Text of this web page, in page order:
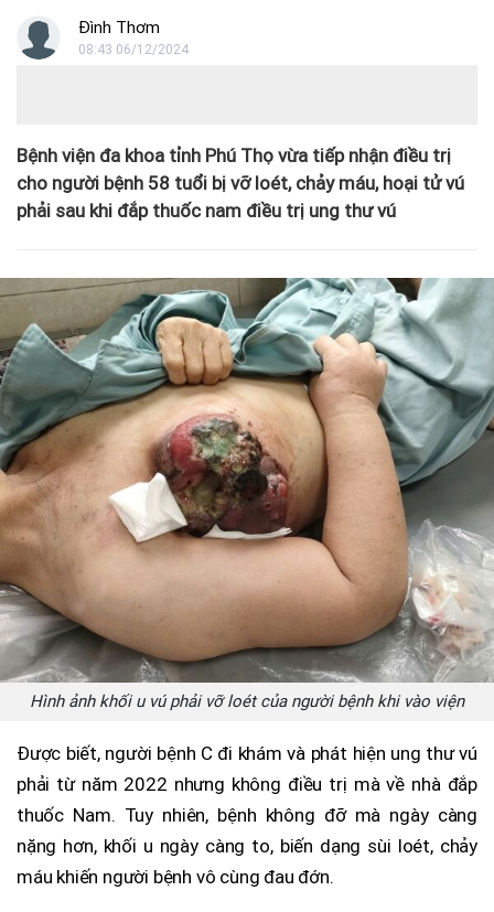
Đình Thơm
08:43 06/12/2024
Bệnh viện đa khoa tỉnh Phú Thọ vừa tiếp nhận điều trị
cho người bệnh 58 tuổi bị vỡ loét, chảy máu, hoại tử vú
phải sau khi đắp thuốc nam điều trị ung thư vú
Hình ảnh khối u vú phải vỡ loét của người bệnh khi vào viện
Được biết, người bệnh C đi khám và phát hiện ung thư vú
phải từ năm 2022 nhưng không điều trị mà về nhà đắp
thuốc Nam. Tuy nhiên, bệnh không đỡ mà ngày càng
nặng hơn, khối u ngày càng to, biến dạng sùi loét, chảy
máu khiến người bệnh vô cùng đau đớn.